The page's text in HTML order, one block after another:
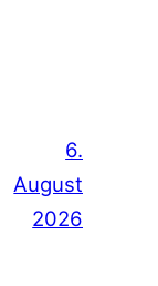
6.
August
2026